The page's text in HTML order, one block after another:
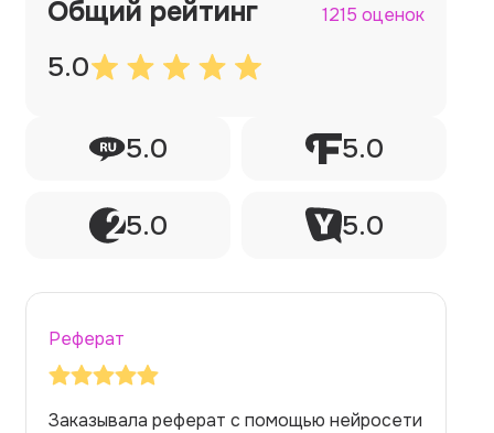
Общий рейтинг 1215 оценок
5.0
5.0 5.0
5.0 5.0
Реферат
Заказывала реферат с помощью нейросети